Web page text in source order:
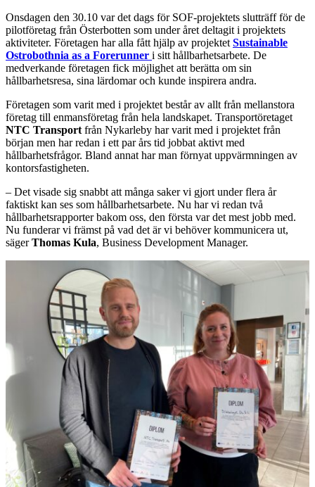
Onsdagen den 30.10 var det dags för SOF-projektets slutträff för de
pilotföretag från Österbotten som under året deltagit i projektets
aktiviteter. Företagen har alla fått hjälp av projektet Sustainable
Ostrobothnia as a Forerunner i sitt hållbarhetsarbete. De
medverkande företagen fick möjlighet att berätta om sin
hållbarhetsresa, sina lärdomar och kunde inspirera andra.
Företagen som varit med i projektet består av allt från mellanstora
företag till enmansföretag från hela landskapet. Transportöretaget
NTC Transport från Nykarleby har varit med i projektet från
början men har redan i ett par års tid jobbat aktivt med
hållbarhetsfrågor. Bland annat har man förnyat uppvärmningen av
kontorsfastigheten.
– Det visade sig snabbt att många saker vi gjort under flera år
faktiskt kan ses som hållbarhetsarbete. Nu har vi redan två
hållbarhetsrapporter bakom oss, den första var det mest jobb med.
Nu funderar vi främst på vad det är vi behöver kommunicera ut,
sägerThomas Kula, Business Development Manager.